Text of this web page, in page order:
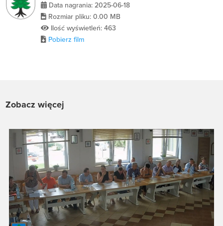
Data nagrania: 2025-06-18
Rozmiar pliku: 0.00 MB
Ilość wyświetleń: 463
Pobierz film
Zobacz więcej